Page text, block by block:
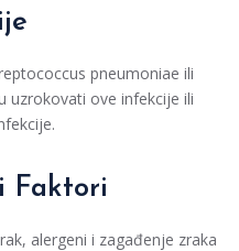
pneumoniae ili
uzrokovati ove infekcije ili
Faktori
alergeni i zagađenje zraka